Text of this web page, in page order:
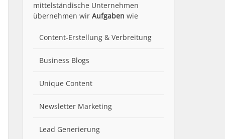
mittelständische Unternehmen
übernehmen wir Aufgaben wie
Content-Erstellung & Verbreitung
Business Blogs
Unique Content
Newsletter Marketing
Lead Generierung